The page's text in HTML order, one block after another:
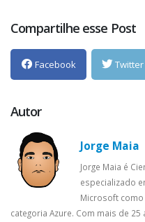
Compartilhe esse Post
Facebook Twitter
Autor
Jorge Maia
Jorge Maia é
especializado
Microsoft como
categoria Azure. Com mais de